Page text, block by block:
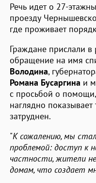
Речь идет о 27-
проезду
где проживает
Граждане прислали
обращение на имя
Володина,
Романа Бусаргина и
с просьбой о
наглядно
затруднен.
"К сожалению, мы
проблемой: доступ к
частности, жители
домам, что создает